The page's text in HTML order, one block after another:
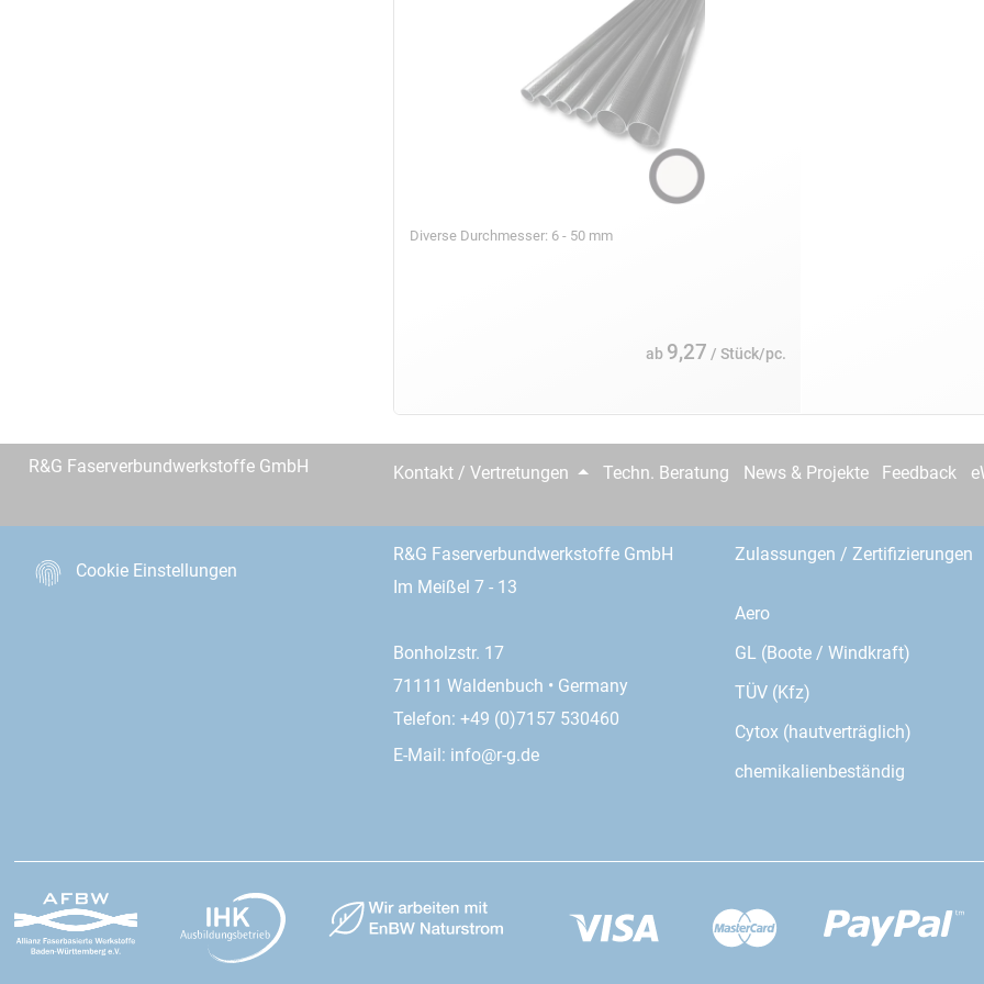
Diverse Durchmesser: 6 - 50 mm
ab 9,27 / Stück/pc.
R&G Faserverbundwerkstoffe GmbH Kontakt / Vertretungen Techn. Beratung News & Projekte Feedback
Cookie Einstellungen
R&G Faserverbundwerkstoffe GmbH
Im Meißel 7 - 13
Bonholzstr. 17
71111 Waldenbuch • Germany
Telefon: +49 (0)7157 530460
E-Mail: info@r-g.de
Zulassungen / Zertifizierungen
Aero
GL (Boote / Windkraft)
TÜV (Kfz)
Cytox (hautverträglich)
chemikalienbeständig